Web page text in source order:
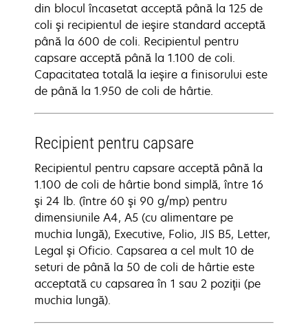
din blocul încasetat acceptă până la 125 de
coli şi recipientul de ieşire standard acceptă
până la 600 de coli. Recipientul pentru
capsare acceptă până la 1.100 de coli.
Capacitatea totală la ieşire a finisorului este
de până la 1.950 de coli de hârtie.
Recipient pentru capsare
Recipientul pentru capsare acceptă până la
1.100 de coli de hârtie bond simplă, între 16
şi 24 lb. (între 60 şi 90 g/mp) pentru
dimensiunile A4, A5 (cu alimentare pe
muchia lungă), Executive, Folio, JIS B5, Letter,
Legal şi Oficio. Capsarea a cel mult 10 de
seturi de până la 50 de coli de hârtie este
acceptată cu capsarea în 1 sau 2 poziţii (pe
muchia lungă).